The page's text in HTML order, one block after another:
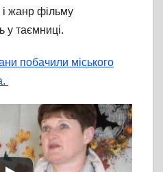
жанр фільму
у таємниці.
побачили міського